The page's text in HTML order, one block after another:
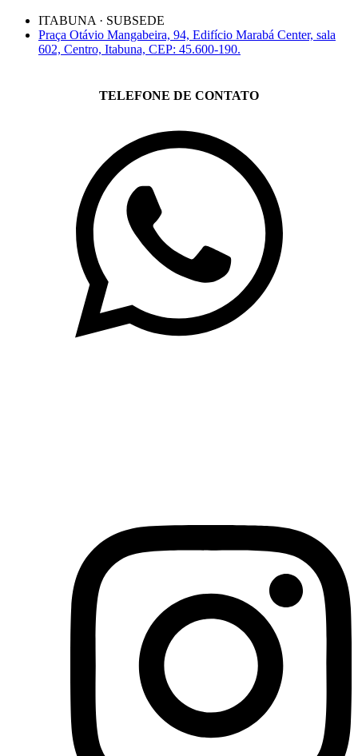
ITABUNA · SUBSEDE
Praça Otávio Mangabeira, 94, Edifício Marabá Center, sala
602, Centro, Itabuna, CEP: 45.600-190.
TELEFONE DE CONTATO